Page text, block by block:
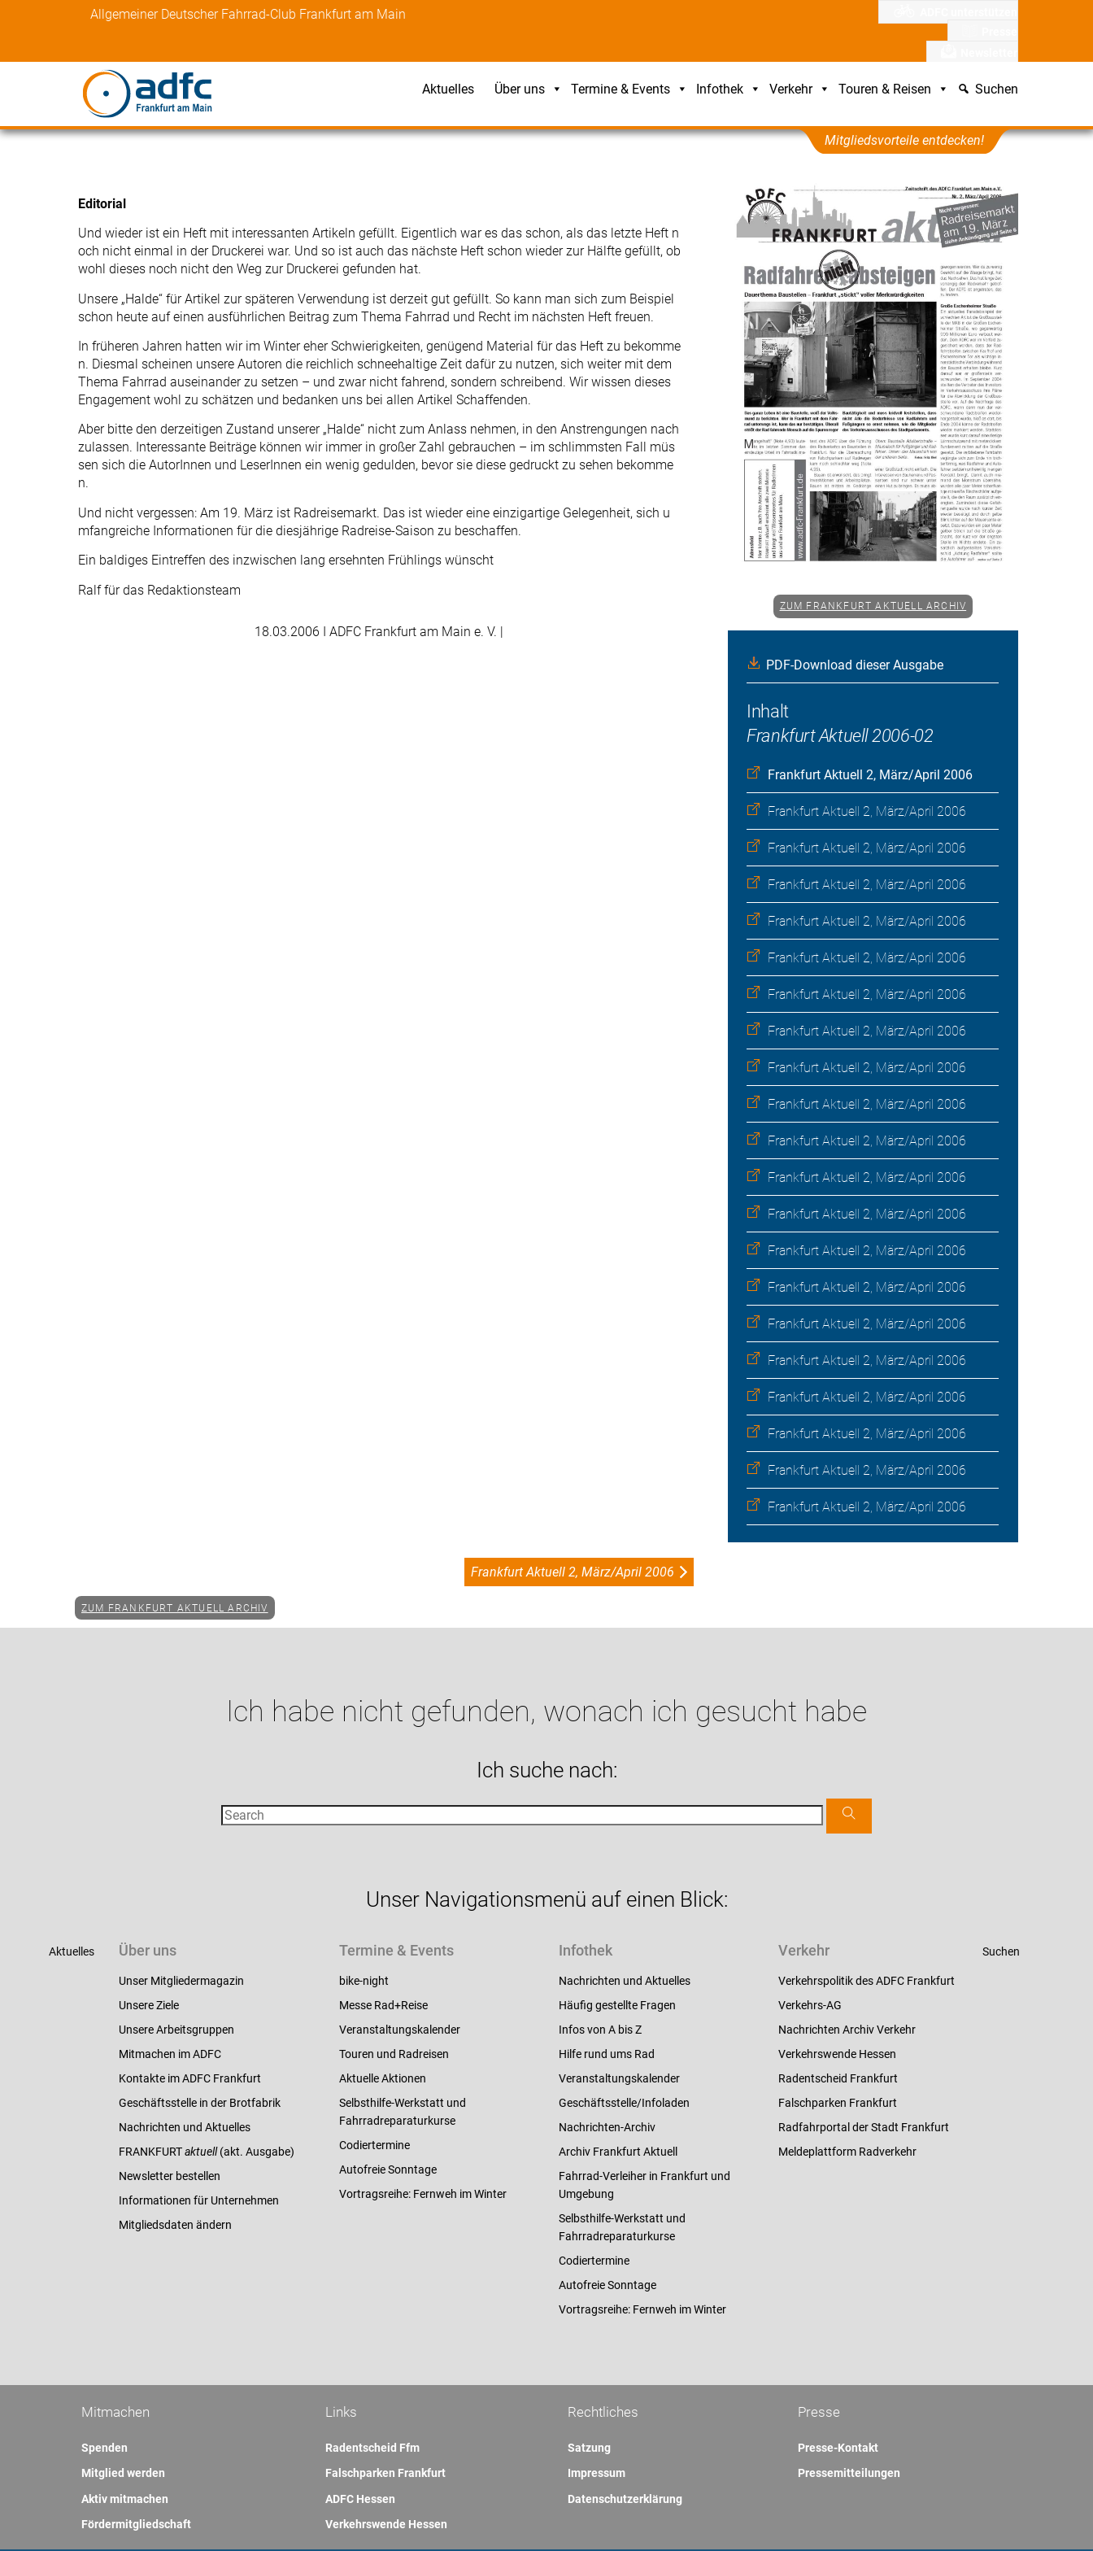
Allgemeiner Deutscher Fahrrad-Club Frankfurt am Main
Aktuelles Über uns Termine & Events Infothek Verkehr Touren & Reisen Suchen
Mitgliedsvorteile entdecken!
Editorial
Und wieder ist ein Heft mit interessanten Artikeln gefüllt. Eigentlich war es das schon, als das letzte Heft n
och nicht einmal in der Druckerei war. Und so ist auch das nächste Heft schon wieder zur Hälfte gefüllt, ob
wohl dieses noch nicht den Weg zur Druckerei gefunden hat.
Unsere „Halde“ für Artikel zur späteren Verwendung ist derzeit gut gefüllt. So kann man sich zum Beispiel
schon heute auf einen ausführlichen Beitrag zum Thema Fahrrad und Recht im nächsten Heft freuen.
In früheren Jahren hatten wir im Winter eher Schwierigkeiten, genügend Material für das Heft zu bekomme
n. Diesmal scheinen unsere Autoren die reichlich schneehaltige Zeit dafür zu nutzen, sich weiter mit dem
Thema Fahrrad auseinander zu setzen – und zwar nicht fahrend, sondern schreibend. Wir wissen dieses
Engagement wohl zu schätzen und bedanken uns bei allen Artikel Schaffenden.
Aber bitte den derzeitigen Zustand unserer „Halde“ nicht zum Anlass nehmen, in den Anstrengungen nach
zulassen. Interessante Beiträge können wir immer in großer Zahl gebrauchen – im schlimmsten Fall müs
sen sich die AutorInnen und LeserInnen ein wenig gedulden, bevor sie diese gedruckt zu sehen bekomme
n.
Und nicht vergessen: Am 19. März ist Radreisemarkt. Das ist wieder eine einzigartige Gelegenheit, sich u
mfangreiche Informationen für die diesjährige Radreise-Saison zu beschaffen.
Ein baldiges Eintreffen des inzwischen lang ersehnten Frühlings wünscht
Ralf für das Redaktionsteam
18.03.2006 I ADFC Frankfurt am Main e. V. |
ZUM FRANKFURT AKTUELL ARCHIV
PDF-Download dieser Ausgabe
Inhalt
Frankfurt Aktuell 2006-02
Frankfurt Aktuell 2, März/April 2006
Frankfurt Aktuell 2, März/April 2006
Frankfurt Aktuell 2, März/April 2006
Frankfurt Aktuell 2, März/April 2006
Frankfurt Aktuell 2, März/April 2006
Frankfurt Aktuell 2, März/April 2006
Frankfurt Aktuell 2, März/April 2006
Frankfurt Aktuell 2, März/April 2006
Frankfurt Aktuell 2, März/April 2006
Frankfurt Aktuell 2, März/April 2006
Frankfurt Aktuell 2, März/April 2006
Frankfurt Aktuell 2, März/April 2006
Frankfurt Aktuell 2, März/April 2006
Frankfurt Aktuell 2, März/April 2006
Frankfurt Aktuell 2, März/April 2006
Frankfurt Aktuell 2, März/April 2006
Frankfurt Aktuell 2, März/April 2006
Frankfurt Aktuell 2, März/April 2006
Frankfurt Aktuell 2, März/April 2006
Frankfurt Aktuell 2, März/April 2006
Frankfurt Aktuell 2, März/April 2006
Frankfurt Aktuell 2, März/April 2006
ZUM FRANKFURT AKTUELL ARCHIV
Ich habe nicht gefunden, wonach ich gesucht habe
Ich suche nach:
Unser Navigationsmenü auf einen Blick:
Aktuelles Über uns
Unser Mitgliedermagazin
Unsere Ziele
Unsere Arbeitsgruppen
Mitmachen im ADFC
Kontakte im ADFC Frankfurt
Geschäftsstelle in der Brotfabrik
Nachrichten und Aktuelles
FRANKFURTaktuell(akt. Ausgabe)
Newsletter bestellen
Informationen für Unternehmen
Mitgliedsdaten ändern
Termine & Events
bike-night
Messe Rad+Reise
Veranstaltungskalender
Touren und Radreisen
Aktuelle Aktionen
Selbsthilfe-Werkstatt und
Fahrradreparaturkurse
Codiertermine
Autofreie Sonntage
Vortragsreihe: Fernweh im Winter
Infothek
Nachrichten und Aktuelles
Häufig gestellte Fragen
Infos von A bis Z
Hilfe rund ums Rad
Veranstaltungskalender
Geschäftsstelle/Infoladen
Nachrichten-Archiv
Archiv Frankfurt Aktuell
Fahrrad-Verleiher in Frankfurt und
Umgebung
Selbsthilfe-Werkstatt und
Fahrradreparaturkurse
Codiertermine
Autofreie Sonntage
Vortragsreihe: Fernweh im Winter
Verkehr
Verkehrspolitik des ADFC Frankfurt
Verkehrs-AG
Nachrichten Archiv Verkehr
Verkehrswende Hessen
Radentscheid Frankfurt
Falschparken Frankfurt
Radfahrportal der Stadt Frankfurt
Meldeplattform Radverkehr
Suchen
Mitmachen
Spenden
Mitglied werden
Aktiv mitmachen
Fördermitgliedschaft
Links
Radentscheid Ffm
Falschparken Frankfurt
ADFC Hessen
Verkehrswende Hessen
Rechtliches
Satzung
Impressum
Datenschutzerklärung
Presse
Presse-Kontakt
Pressemitteilungen